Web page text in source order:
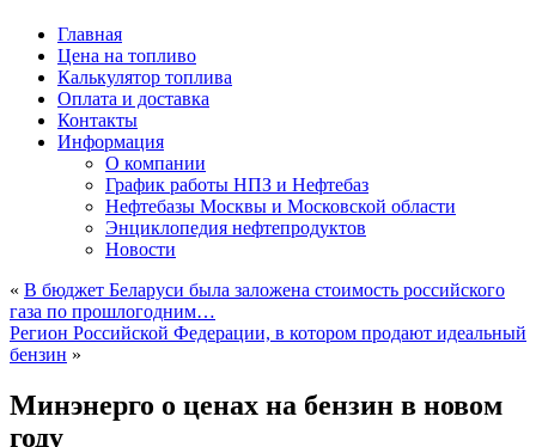
Главная
Цена на топливо
Калькулятор топлива
Оплата и доставка
Контакты
Информация
О компании
График работы НПЗ и Нефтебаз
Нефтебазы Москвы и Московской области
Энциклопедия нефтепродуктов
Новости
« В бюджет Беларуси была заложена стоимость российского
газа по прошлогодним…
Регион Российской Федерации, в котором продают идеальный
бензин »
Минэнерго о ценах на бензин в новом
году